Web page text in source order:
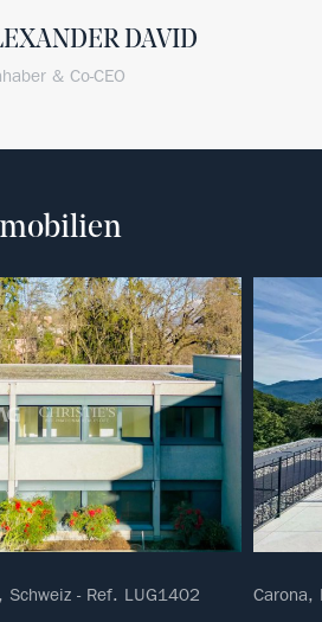
DAVID
& Co-CEO
Schweiz - Ref. LUG1402 Carona,